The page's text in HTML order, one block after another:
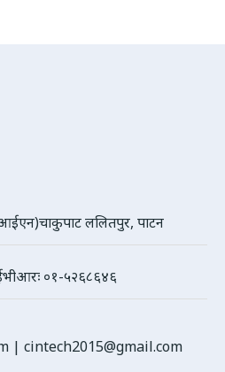
ललितपुर, पाटन
०१-५२६८६४६
| cintech2015@gmail.com